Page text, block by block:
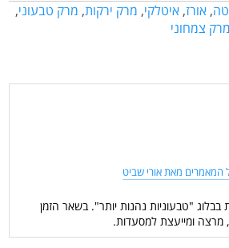
, אורז, איטלקי, מרק ירקות, מרק טבעוני,
מרק צמחוני
המאמרים מאת אורי שביט
בבלוג "טבעוניות נהנות יותר". בשאר הזמן
מרצה ומייעצת למסעדות.